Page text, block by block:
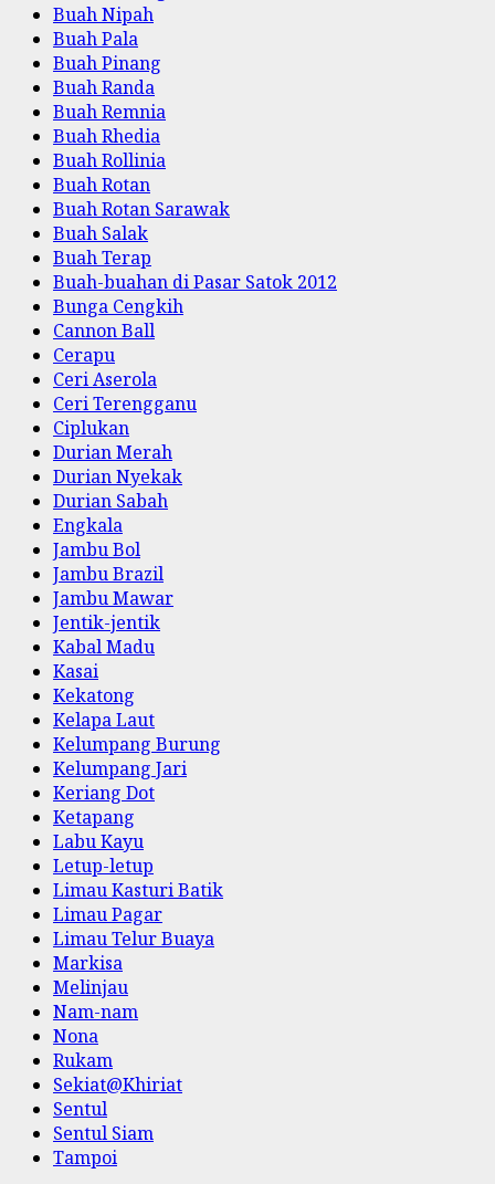
Buah Nipah
Buah Pala
Buah Pinang
Buah Randa
Buah Remnia
Buah Rhedia
Buah Rollinia
Buah Rotan
Buah Rotan Sarawak
Buah Salak
Buah Terap
Buah-buahan di Pasar Satok 2012
Bunga Cengkih
Cannon Ball
Cerapu
Ceri Aserola
Ceri Terengganu
Ciplukan
Durian Merah
Durian Nyekak
Durian Sabah
Engkala
Jambu Bol
Jambu Brazil
Jambu Mawar
Jentik-jentik
Kabal Madu
Kasai
Kekatong
Kelapa Laut
Kelumpang Burung
Kelumpang Jari
Keriang Dot
Ketapang
Labu Kayu
Letup-letup
Limau Kasturi Batik
Limau Pagar
Limau Telur Buaya
Markisa
Melinjau
Nam-nam
Nona
Rukam
Sekiat@Khiriat
Sentul
Sentul Siam
Tampoi